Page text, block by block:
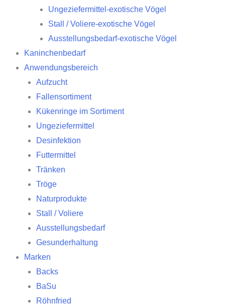
Ungeziefermittel-exotische Vögel
Stall / Voliere-exotische Vögel
Ausstellungsbedarf-exotische Vögel
Kaninchenbedarf
Anwendungsbereich
Aufzucht
Fallensortiment
Kükenringe im Sortiment
Ungeziefermittel
Desinfektion
Futtermittel
Tränken
Tröge
Naturprodukte
Stall / Voliere
Ausstellungsbedarf
Gesunderhaltung
Marken
Backs
BaSu
Röhnfried